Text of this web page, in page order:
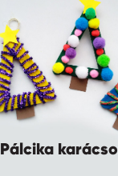
Pálcika